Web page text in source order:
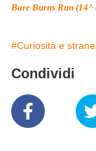
Bare Burns Run
#Curiosità e
Condividi